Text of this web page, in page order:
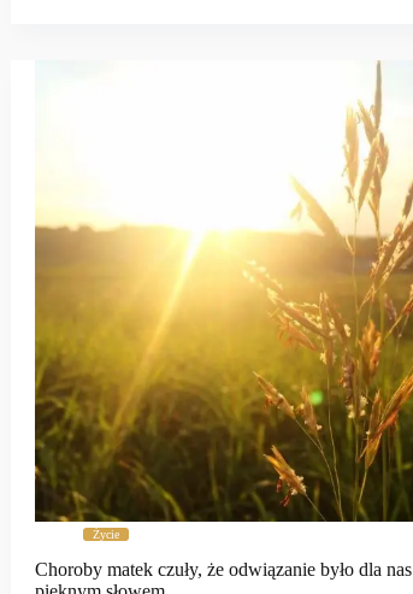
Życie
Choroby matek czuły, że odwiązanie było dla nas